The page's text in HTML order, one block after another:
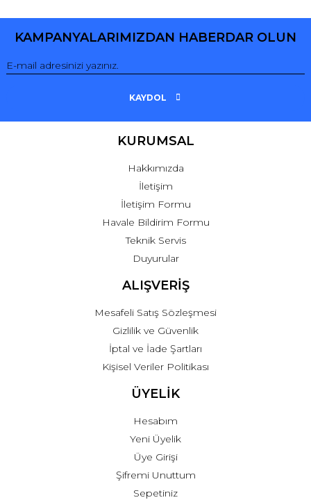
KAMPANYALARIMIZDAN HABERDAR OLUN
KAYDOL
KURUMSAL
Hakkımızda
İletişim
İletişim Formu
Havale Bildirim Formu
Teknik Servis
Duyurular
ALIŞVERİŞ
Mesafeli Satış Sözleşmesi
Gizlilik ve Güvenlik
İptal ve İade Şartları
Kişisel Veriler Politikası
ÜYELİK
Hesabım
Yeni Üyelik
Üye Girişi
Şifremi Unuttum
Sepetiniz